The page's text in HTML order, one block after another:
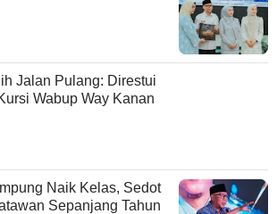
Jalan Pulang: Direstui
Wabup Way Kanan
Naik Kelas, Sedot
Sepanjang Tahun